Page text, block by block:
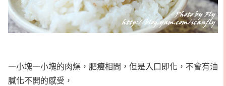
一小塊一小塊的肉燥，肥瘦相間，但是入口即化，不會有油
膩化不開的感受，